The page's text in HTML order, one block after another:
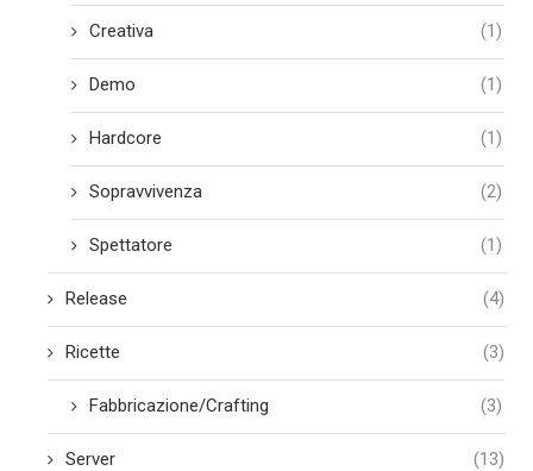
Creativa (1)
Demo (1)
Hardcore (1)
Sopravvivenza (2)
Spettatore (1)
Release (4)
Ricette (3)
Fabbricazione/Crafting (3)
Server (13)